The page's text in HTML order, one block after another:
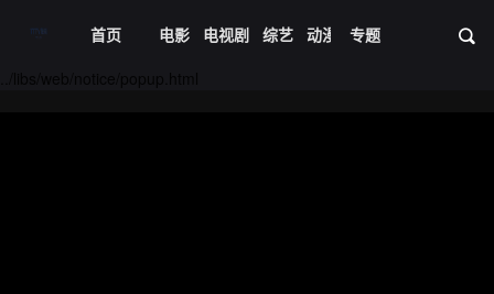
首页 电影 电视剧 综艺 动漫 短剧大全 资
专题